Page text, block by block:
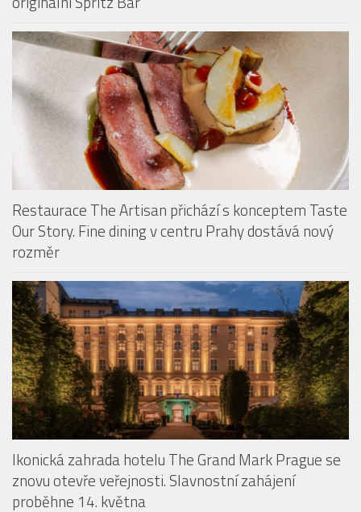
Restaurace The Artisan přichází s konceptem Taste
Our Story. Fine dining v centru Prahy dostává nový
Ikonická zahrada hotelu The Grand Mark Prague se
znovu otevře veřejnosti. Slavnostní zahájení
proběhne 14. května
PODCAST: CHUŤ LÉTA V RESTAURACI THE ARTISAN